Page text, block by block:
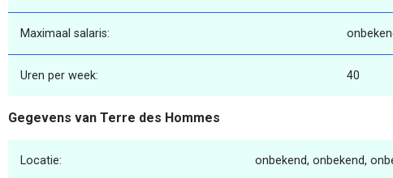
Maximaal salaris:
Uren per week: 40
Gegevens van Terre des Hommes
Locatie: onbekend, onbekend,